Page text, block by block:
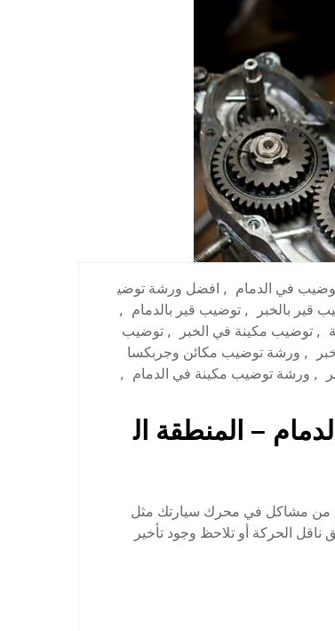
في الدمام , افضل ورشة توضي
قير بالخبر , توضيب قير بالدمام
,
, توضيب مكينة في الخبر , توضيب
, ورشة توضيب مكائن وجربكسا
, ورشة توضيب مكينة في الدمام
,
– المنطقة ال
من مشاكل في محرك سيارتك مثل
الحركة أو تلاحظ وجود تأخير